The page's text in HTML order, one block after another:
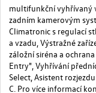
multifunkční vyhřívaný
zadním kamerovým
Climatronic s regulací
a vzadu, Výstražné
záložní siréna a
Entry", Vyhřívání
Select, Asistent
C. Pro více informací